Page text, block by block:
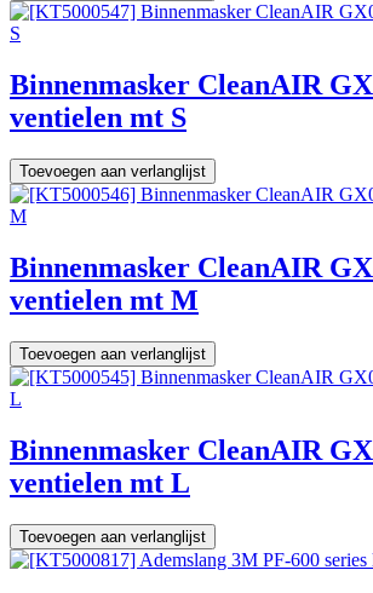
Binnenmasker CleanAIR
ventielen mt S
Toevoegen aan verlanglijst
Binnenmasker CleanAIR
ventielen mt M
Toevoegen aan verlanglijst
Binnenmasker CleanAIR
ventielen mt L
Toevoegen aan verlanglijst